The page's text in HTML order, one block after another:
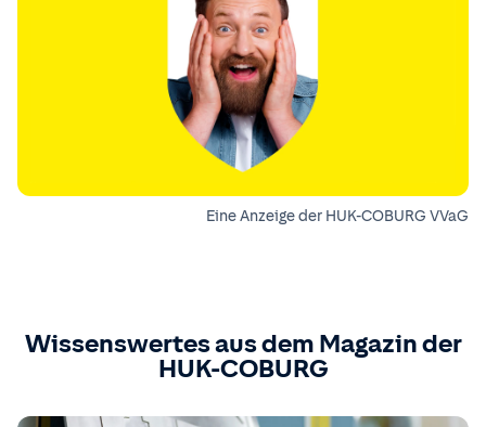
Eine Anzeige der HUK-COBURG VVaG
Wissenswertes aus dem Magazin der
HUK-COBURG